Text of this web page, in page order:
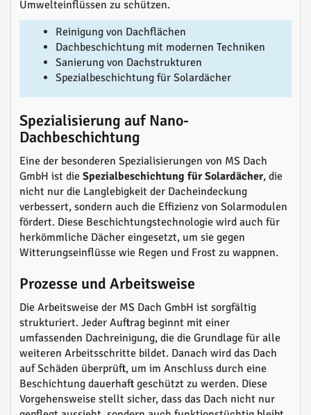
Umwelteinflüssen zu schützen.
Reinigung von Dachflächen
Dachbeschichtung mit modernen Techniken
Sanierung von Dachstrukturen
Spezialbeschichtung für Solardächer
Spezialisierung auf Nano-
Dachbeschichtung
Eine der besonderen Spezialisierungen von MS Dach
GmbH ist die Spezialbeschichtung für Solardächer, die
nicht nur die Langlebigkeit der Dacheindeckung
verbessert, sondern auch die Effizienz von Solarmodulen
fördert. Diese Beschichtungstechnologie wird auch für
herkömmliche Dächer eingesetzt, um sie gegen
Witterungseinflüsse wie Regen und Frost zu wappnen.
Prozesse und Arbeitsweise
Die Arbeitsweise der MS Dach GmbH ist sorgfältig
strukturiert. Jeder Auftrag beginnt mit einer
umfassenden Dachreinigung, die die Grundlage für alle
weiteren Arbeitsschritte bildet. Danach wird das Dach
auf Schäden überprüft, um im Anschluss durch eine
Beschichtung dauerhaft geschützt zu werden. Diese
Vorgehensweise stellt sicher, dass das Dach nicht nur